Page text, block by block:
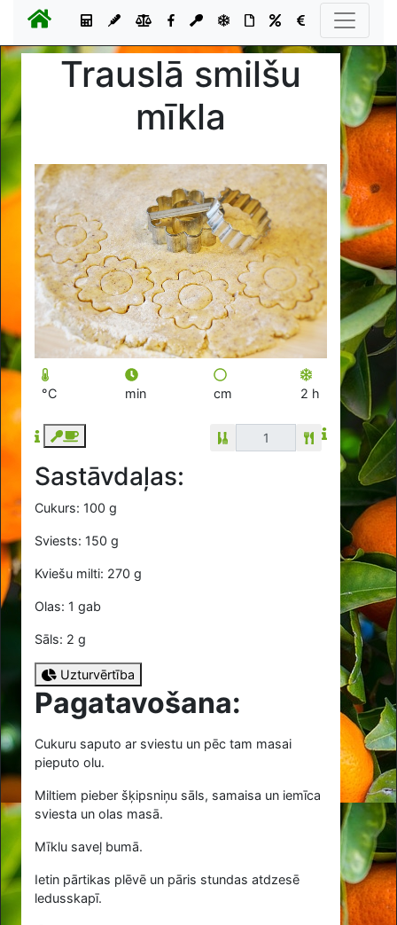
Trauslā smilšu
mīkla
°C min cm 2 h
Sastāvdaļas:
Cukurs: 100 g
Sviests: 150 g
Kviešu milti: 270 g
Olas: 1 gab
Sāls: 2 g
Uzturvērtība
Pagatavošana:
Cukuru saputo ar sviestu un pēc tam masai
pieputo olu.
Miltiem pieber šķipsniņu sāls, samaisa un iemīca
sviesta un olas masā.
Mīklu saveļ bumā.
Ietin pārtikas plēvē un pāris stundas atdzesē
ledusskapī.